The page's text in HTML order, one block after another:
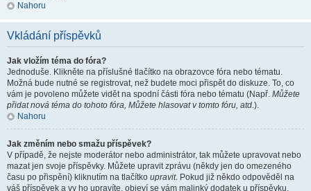
Nahoru
Vkládání příspěvků
Jak vložím téma do fóra?
Jednoduše. Klikněte na příslušné tlačítko na obrazovce fóra nebo tématu.
Možná bude nutné se registrovat, než budete moci přispět do diskuze. To, co
vám je povoleno můžete vidět na spodní části fóra nebo tématu (Např. Můžete
přidat nová téma do tohoto fóra, Můžete hlasovat v tomto fóru, atd.).
Nahoru
Jak změním nebo smažu příspěvek?
V případě, že nejste moderátor nebo administrátor, tak můžete upravovat nebo
mazat jen svoje příspěvky. Můžete upravit zprávu (někdy jen do omezeného
času po přispění) kliknutím na tlačítko upravit. Pokud již někdo odpověděl na
váš příspěvek a vy ho upravíte, objeví se vám malinký dodatek u příspěvku,